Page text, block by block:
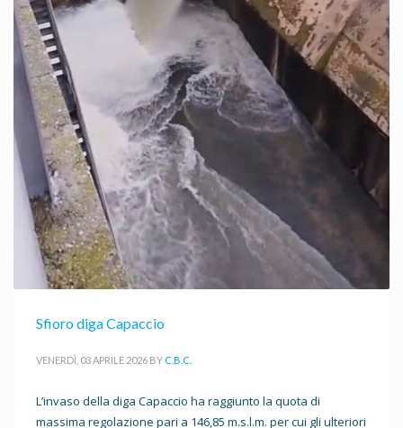
Sfioro diga Capaccio
VENERDÌ, 03 APRILE 2026 BY C.B.C.
L’invaso della diga Capaccio ha raggiunto la quota di
massima regolazione pari a 146,85 m.s.l.m. per cui gli ulteriori